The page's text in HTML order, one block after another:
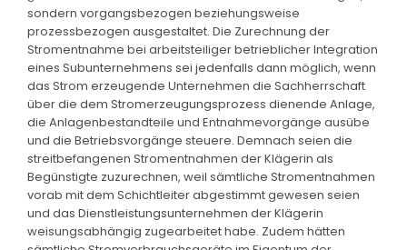
sondern vorgangsbezogen beziehungsweise
prozessbezogen ausgestaltet. Die Zurechnung der
Stromentnahme bei arbeitsteiliger betrieblicher Integration
eines Subunternehmens sei jedenfalls dann möglich, wenn
das Strom erzeugende Unternehmen die Sachherrschaft
über die dem Stromerzeugungsprozess dienende Anlage,
die Anlagenbestandteile und Entnahmevorgänge ausübe
und die Betriebsvorgänge steuere. Demnach seien die
streitbefangenen Stromentnahmen der Klägerin als
Begünstigte zuzurechnen, weil sämtliche Stromentnahmen
vorab mit dem Schichtleiter abgestimmt gewesen seien
und das Dienstleistungsunternehmen der Klägerin
weisungsabhängig zugearbeitet habe. Zudem hätten